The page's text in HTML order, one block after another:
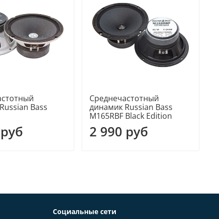
Bass
Среднечастотный
динамик Russian Bass
M165RBF Black Edition
2 990 руб
Социальные сети